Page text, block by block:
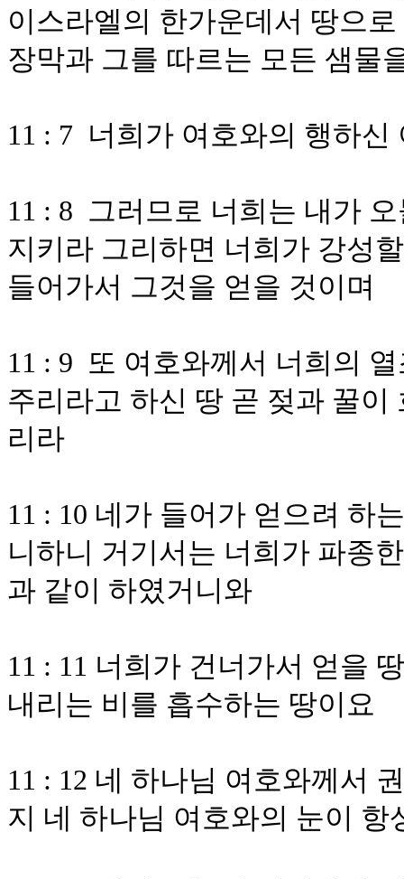
이스라엘의 한가운데서 땅으
장막과 그를 따르는 모든 샘물
11 : 7 너희가 여호와의 행하
11 : 8 그러므로 너희는 내가
지키라 그리하면 너희가 강성
들어가서 그것을 얻을 것이며
11 : 9 또 여호와께서 너희의
주리라고 하신 땅 곧 젖과 꿀
리라
11 : 10 네가 들어가 얻으려 하
니하니 거기서는 너희가 파종
과 같이 하였거니와
11 : 11 너희가 건너가서 얻을
내리는 비를 흡수하는 땅이요
11 : 12 네 하나님 여호와께서
지 네 하나님 여호와의 눈이 항